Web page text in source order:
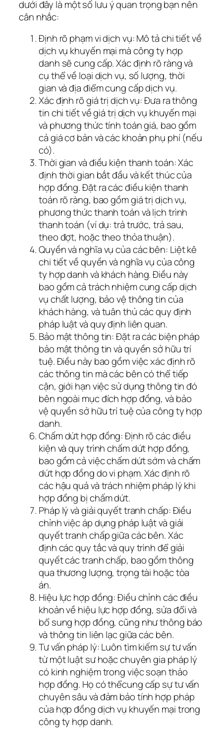
dưới đây là một số lưu ý quan trọng bạn nên
cân nhắc:
Định rõ phạm vi dịch vụ: Mô tả chi tiết về
dịch vụ khuyến mại mà công ty hợp
danh sẽ cung cấp. Xác định rõ ràng và
cụ thể về loại dịch vụ, số lượng, thời
gian và địa điểm cung cấp dịch vụ.
Xác định rõ giá trị dịch vụ: Đưa ra thông
tin chi tiết về giá trị dịch vụ khuyến mại
và phương thức tính toán giá, bao gồm
cả giá cơ bản và các khoản phụ phí (nếu
có).
Thời gian và điều kiện thanh toán: Xác
định thời gian bắt đầu và kết thúc của
hợp đồng. Đặt ra các điều kiện thanh
toán rõ ràng, bao gồm giá trị dịch vụ,
phương thức thanh toán và lịch trình
thanh toán (ví dụ: trả trước, trả sau,
theo đợt, hoặc theo thỏa thuận).
Quyền và nghĩa vụ của các bên: Liệt kê
chi tiết về quyền và nghĩa vụ của công
ty hợp danh và khách hàng. Điều này
bao gồm cả trách nhiệm cung cấp dịch
vụ chất lượng, bảo vệ thông tin của
khách hàng, và tuân thủ các quy định
pháp luật và quy định liên quan.
Bảo mật thông tin: Đặt ra các biện pháp
bảo mật thông tin và quyền sở hữu trí
tuệ. Điều này bao gồm việc xác định rõ
các thông tin mà các bên có thể tiếp
cận, giới hạn việc sử dụng thông tin đó
bên ngoài mục đích hợp đồng, và bảo
vệ quyền sở hữu trí tuệ của công ty hợp
danh.
Chấm dứt hợp đồng: Định rõ các điều
kiện và quy trình chấm dứt hợp đồng,
bao gồm cả việc chấm dứt sớm và chấm
dứt hợp đồng do vi phạm. Xác định rõ
các hậu quả và trách nhiệm pháp lý khi
hợp đồng bị chấm dứt.
Pháp lý và giải quyết tranh chấp: Điều
chỉnh việc áp dụng pháp luật và giải
quyết tranh chấp giữa các bên. Xác
định các quy tắc và quy trình để giải
quyết các tranh chấp, bao gồm thông
qua thương lượng, trọng tài hoặc tòa
án.
Hiệu lực hợp đồng: Điều chỉnh các điều
khoản về hiệu lực hợp đồng, sửa đổi và
bổ sung hợp đồng, cũng như thông báo
và thông tin liên lạc giữa các bên.
Tư vấn pháp lý: Luôn tìm kiếm sự tư vấn
từ một luật sư hoặc chuyên gia pháp lý
có kinh nghiệm trong việc soạn thảo
hợp đồng. Họ có thểcung cấp sự tư vấn
chuyên sâu và đảm bảo tính hợp pháp
của hợp đồng dịch vụ khuyến mại trong
công ty hợp danh.